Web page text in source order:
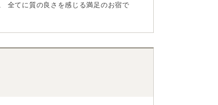
全てに質の良さを感じる満足のお宿で